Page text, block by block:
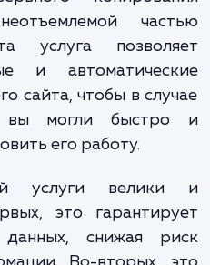
финансовым
услуга
неотъемлемой
и
сайта, чтобы в
вы могли